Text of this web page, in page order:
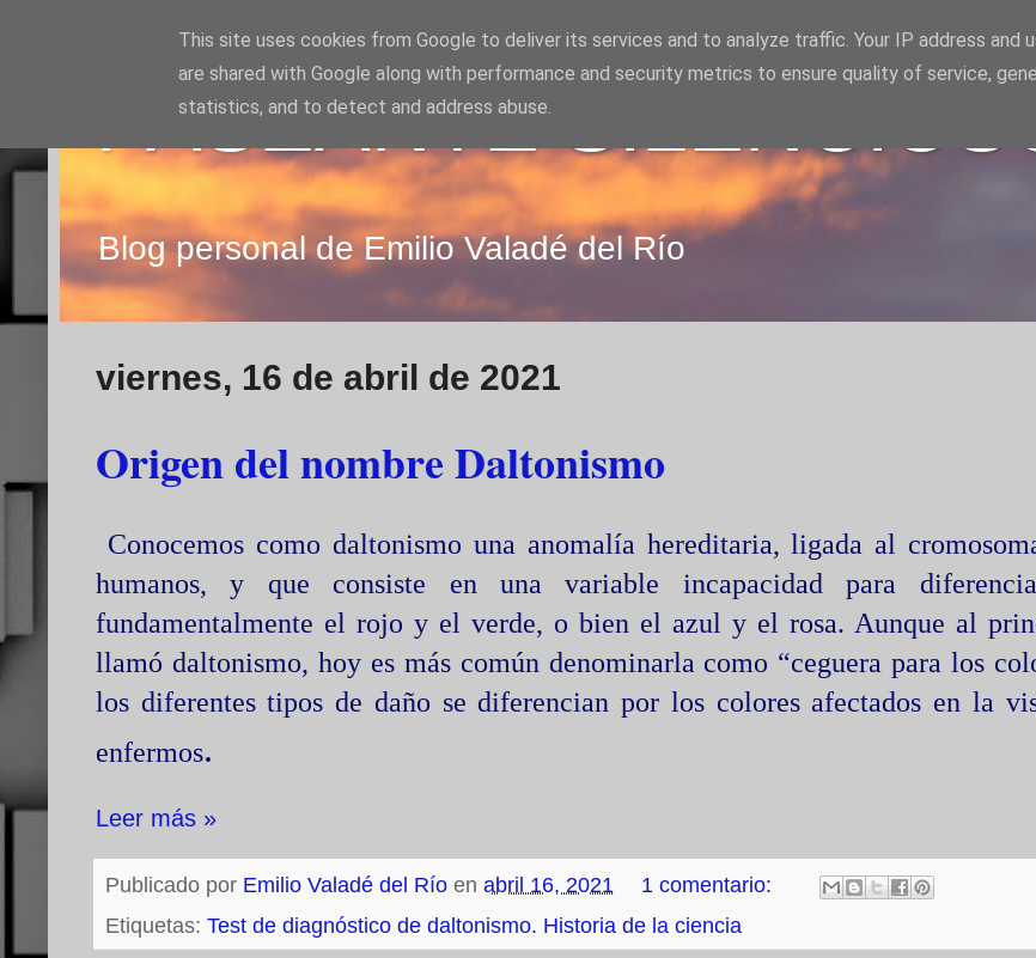
PASEANTE
Blog personal de Emilio Valadé del Río
viernes, 16 de abril de 2021
Origen del nombre Daltonismo
Conocemos como daltonismo una anomalía hereditaria, ligada al
humanos, y que consiste en una variable incapacidad para
fundamentalmente el rojo y el verde, o bien el azul y el rosa. Aunque al
llamó daltonismo, hoy es más común denominarla como “ceguera para los
los diferentes tipos de daño se diferencian por los colores afectados en la
enfermos.
Leer más »
Publicado por Emilio Valadé del Río en abril 16, 2021
1 comentario:
Etiquetas: Test de diagnóstico de daltonismo. Historia de la ciencia
This site uses cookies from Google to deliver its services and to analyze traffic. Your IP address and
are shared with Google along with performance and security metrics to ensure quality of service,
statistics, and to detect and address abuse.